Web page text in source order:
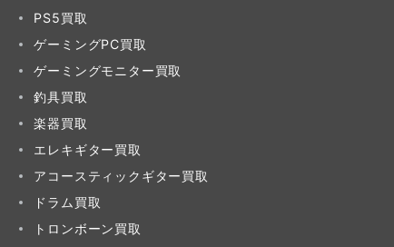
PS5買取
ゲーミングPC買取
ゲーミングモニター買取
釣具買取
楽器買取
エレキギター買取
アコースティックギター買取
ドラム買取
トロンボーン買取